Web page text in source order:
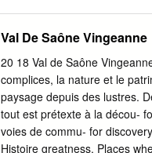
(5 pages) Page 163 BFC-
contrat type régional d’aide
et « sous-dotées » (5 pages)
BFC/DOS/PSH/2020-767
établissement public de
ressort départemental
DECISION ARSBFC/DOS/
Val De Saône Vingeanne
20 18 Val de Saône
complices, la nature et le
paysage depuis des lustres.
tout est prétexte à la décou-
voies de commu- for
Histoire greatness. Places